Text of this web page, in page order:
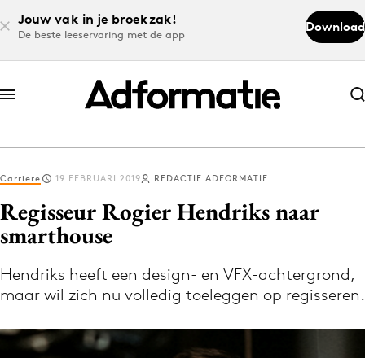
Jouw vak in je broekzak!
De beste leeservaring met de app
Download
Abonneer nu
Abonneer nu
Log in
Volg het laatste nieuws via de Adformatie
Nieuws app
Carriere 19 FEBRUARI 2019 REDACTIE ADFORMATIE
Regisseur Rogier Hendriks naar
smarthouse
Hendriks heeft een design- en VFX-achtergrond,
maar wil zich nu volledig toeleggen op regisseren.